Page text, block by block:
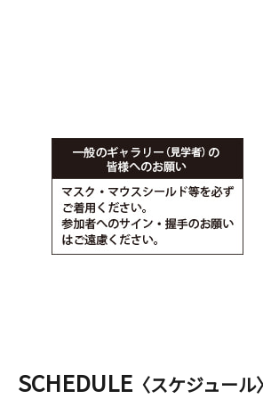
SCHEDULE 〈スケジュール